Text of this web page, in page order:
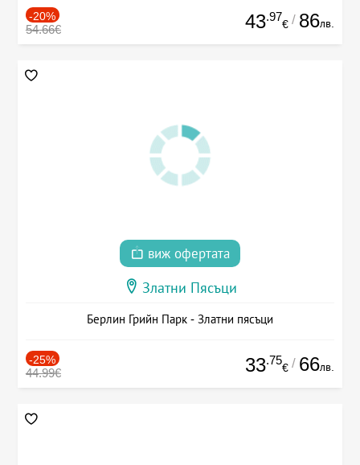
-20%
54.66€ 43.97
€ / 86лв.
виж офертата
Златни Пясъци
Берлин Грийн Парк - Златни пясъци
-25%
44.99€ 33.75
€ / 66лв.